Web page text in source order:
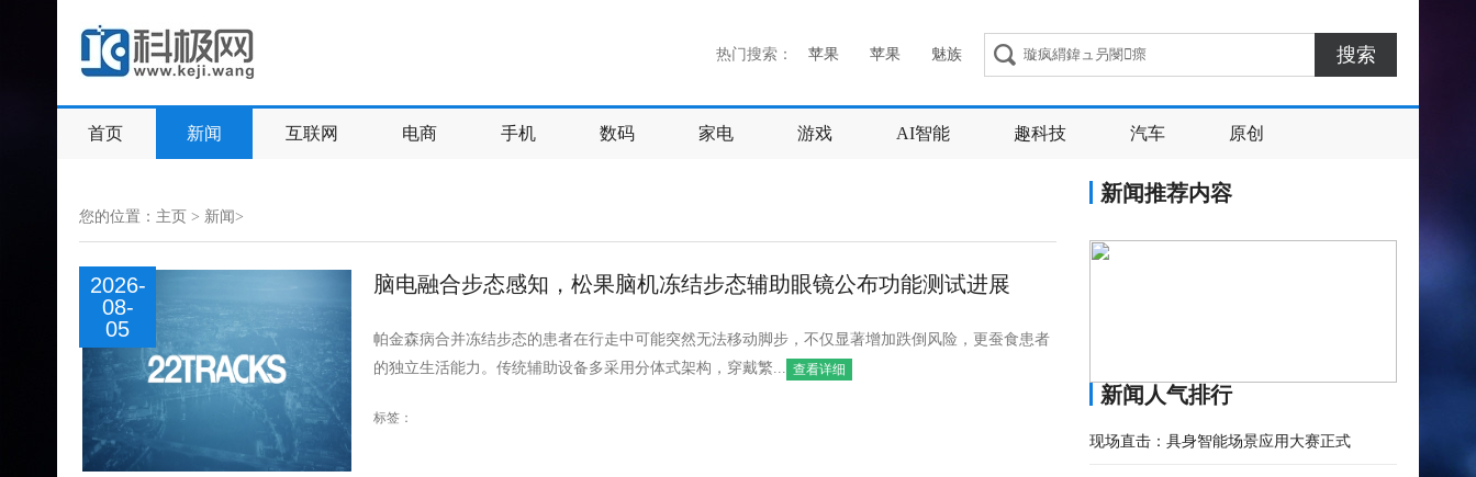
搜索
热门搜索： 苹果 苹果 魅族
首页 新闻 互联网 电商 手机 数码 家电 游戏 AI智能 趣科技 汽车 原创
您的位置： 主页 > 新闻>
脑电融合步态感知，松果脑机冻结步态辅助眼镜公布功能测试进展
帕金森病合并冻结步态的患者在行走中可能突然无法移动脚步，不仅显著增加跌倒风险，更蚕食患者
的独立生活能力。传统辅助设备多采用分体式架构，穿戴繁... 查看详细
标签：
2026-
08-
05
新闻推荐内容
新闻人气排行
现场直击：具身智能场景应用大赛正式